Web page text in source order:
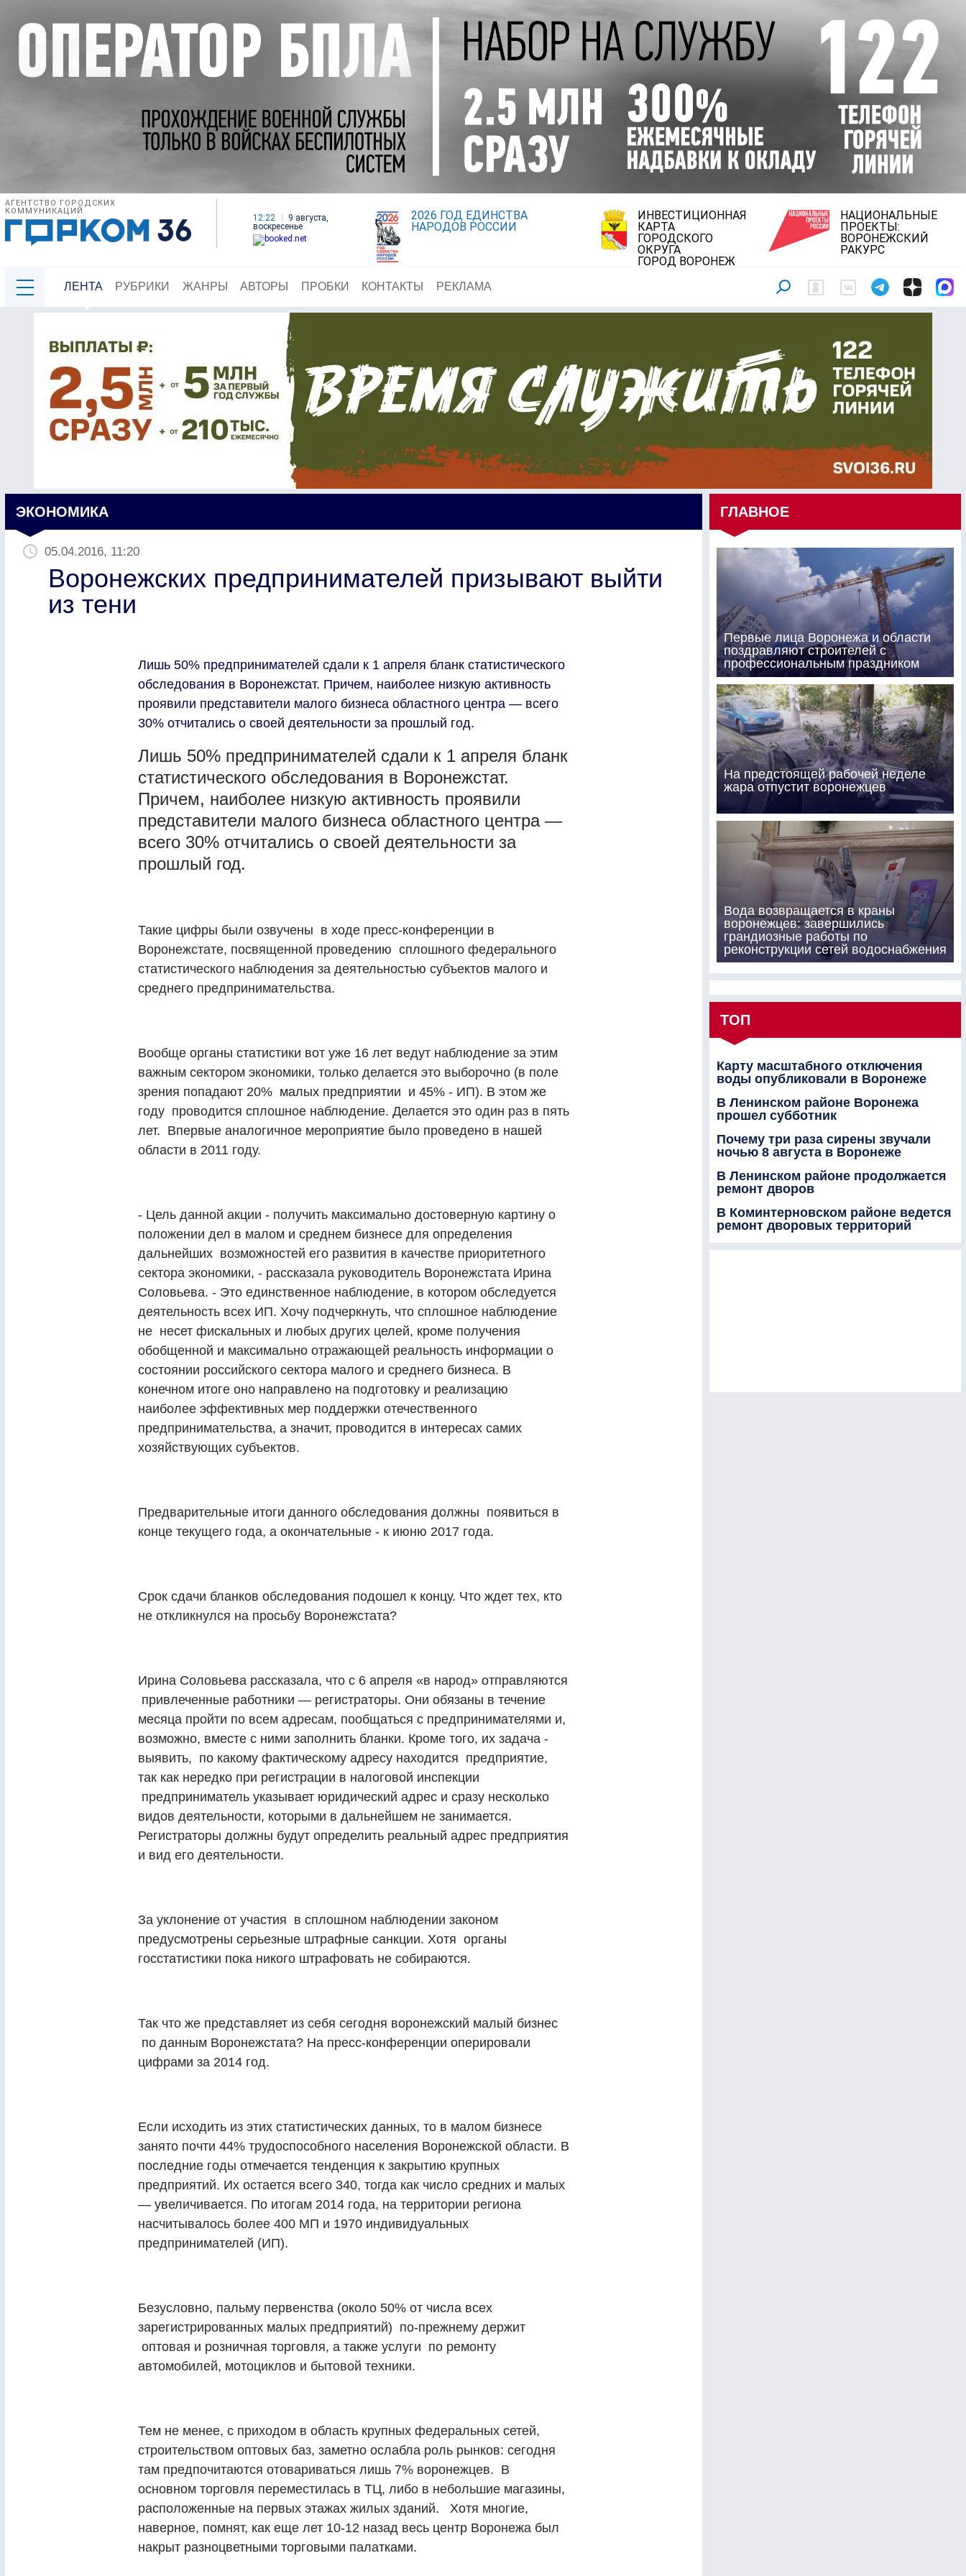
АГЕНТСТВО ГОРОДСКИХ
КОММУНИКАЦИЙ
12:22
9 августа,
воскресенье
2026 ГОД ЕДИНСТВА
НАРОДОВ РОССИИ
ИНВЕСТИЦИОННАЯ
КАРТА
ГОРОДСКОГО
ОКРУГА
ГОРОД ВОРОНЕЖ
НАЦИОНАЛЬНЫЕ
ПРОЕКТЫ:
ВОРОНЕЖСКИЙ
РАКУРС
ЛЕНТА РУБРИКИ ЖАНРЫ АВТОРЫ ПРОБКИ КОНТАКТЫ РЕКЛАМА
ЭКОНОМИКА
05.04.2016, 11:20
Воронежских предпринимателей призывают выйти
из тени
Лишь 50% предпринимателей сдали к 1 апреля бланк статистического
обследования в Воронежстат. Причем, наиболее низкую активность
проявили представители малого бизнеса областного центра — всего
30% отчитались о своей деятельности за прошлый год.
Лишь 50% предпринимателей сдали к 1 апреля бланк
статистического обследования в Воронежстат.
Причем, наиболее низкую активность проявили
представители малого бизнеса областного центра —
всего 30% отчитались о своей деятельности за
прошлый год.
Такие цифры были озвучены в ходе пресс-конференции в
Воронежстате, посвященной проведению сплошного федерального
статистического наблюдения за деятельностью субъектов малого и
среднего предпринимательства.
Вообще органы статистики вот уже 16 лет ведут наблюдение за этим
важным сектором экономики, только делается это выборочно (в поле
зрения попадают 20% малых предприятии и 45% - ИП). В этом же
году проводится сплошное наблюдение. Делается это один раз в пять
лет. Впервые аналогичное мероприятие было проведено в нашей
области в 2011 году.
- Цель данной акции - получить максимально достоверную картину о
положении дел в малом и среднем бизнесе для определения
дальнейших возможностей его развития в качестве приоритетного
сектора экономики, - рассказала руководитель Воронежстата Ирина
Соловьева. - Это единственное наблюдение, в котором обследуется
деятельность всех ИП. Хочу подчеркнуть, что сплошное наблюдение
не несет фискальных и любых других целей, кроме получения
обобщенной и максимально отражающей реальность информации о
состоянии российского сектора малого и среднего бизнеса. В
конечном итоге оно направлено на подготовку и реализацию
наиболее эффективных мер поддержки отечественного
предпринимательства, а значит, проводится в интересах самих
хозяйствующих субъектов.
Предварительные итоги данного обследования должны появиться в
конце текущего года, а окончательные - к июню 2017 года.
Срок сдачи бланков обследования подошел к концу. Что ждет тех, кто
не откликнулся на просьбу Воронежстата?
Ирина Соловьева рассказала, что с 6 апреля «в народ» отправляются
привлеченные работники — регистраторы. Они обязаны в течение
месяца пройти по всем адресам, пообщаться с предпринимателями и,
возможно, вместе с ними заполнить бланки. Кроме того, их задача -
выявить, по какому фактическому адресу находится предприятие,
так как нередко при регистрации в налоговой инспекции
предприниматель указывает юридический адрес и сразу несколько
видов деятельности, которыми в дальнейшем не занимается.
Регистраторы должны будут определить реальный адрес предприятия
и вид его деятельности.
За уклонение от участия в сплошном наблюдении законом
предусмотрены серьезные штрафные санкции. Хотя органы
госстатистики пока никого штрафовать не собираются.
Так что же представляет из себя сегодня воронежский малый бизнес
по данным Воронежстата? На пресс-конференции оперировали
цифрами за 2014 год.
Если исходить из этих статистических данных, то в малом бизнесе
занято почти 44% трудоспособного населения Воронежской области. В
последние годы отмечается тенденция к закрытию крупных
предприятий. Их остается всего 340, тогда как число средних и малых
— увеличивается. По итогам 2014 года, на территории региона
насчитывалось более 400 МП и 1970 индивидуальных
предпринимателей (ИП).
Безусловно, пальму первенства (около 50% от числа всех
зарегистрированных малых предприятий) по-прежнему держит
оптовая и розничная торговля, а также услуги по ремонту
автомобилей, мотоциклов и бытовой техники.
Тем не менее, с приходом в область крупных федеральных сетей,
строительством оптовых баз, заметно ослабла роль рынков: сегодня
там предпочитаются отовариваться лишь 7% воронежцев. В
основном торговля переместилась в ТЦ, либо в небольшие магазины,
расположенные на первых этажах жилых зданий. Хотя многие,
наверное, помнят, как еще лет 10-12 назад весь центр Воронежа был
накрыт разноцветными торговыми палатками.
ГЛАВНОЕ
Первые лица Воронежа и области
поздравляют строителей с
профессиональным праздником
На предстоящей рабочей неделе
жара отпустит воронежцев
Вода возвращается в краны
воронежцев: завершились
грандиозные работы по
реконструкции сетей водоснабжения
ТОП
Карту масштабного отключения
воды опубликовали в Воронеже
В Ленинском районе Воронежа
прошел субботник
Почему три раза сирены звучали
ночью 8 августа в Воронеже
В Ленинском районе продолжается
ремонт дворов
В Коминтерновском районе ведется
ремонт дворовых территорий